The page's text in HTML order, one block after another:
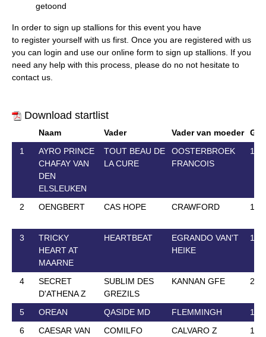
getoond
In order to sign up stallions for this event you have
to registeryourself with us first. Once you are registered with us
you can login and use our online form to sign upstallions. If you
need any help with this process, please do no not hesitate to
contact us.
Download startlist
Naam Vader Vader van moeder
1
AYRO PRINCE
CHAFAY VAN
DEN
ELSLEUKEN
TOUT BEAU DE
LA CURE
OOSTERBROEK
FRANCOIS
13
2 OENGBERT CAS HOPE CRAWFORD 1
3
TRICKY
HEART AT
MAARNE
HEARTBEAT
EGRANDO VAN'T
HEIKE
11
4
SECRET
D'ATHENA Z
SUBLIM DES
GREZILS
KANNAN GFE 27
5 OREAN QASIDE MD FLEMMINGH
1
6
CAESAR VAN
COMILFO
CALVARO Z 15